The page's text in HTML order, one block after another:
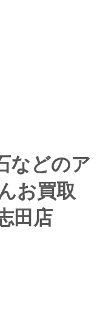
などのア
お買取
田店